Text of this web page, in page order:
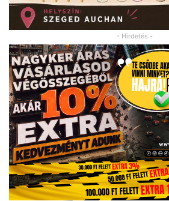
- Hirdetés -